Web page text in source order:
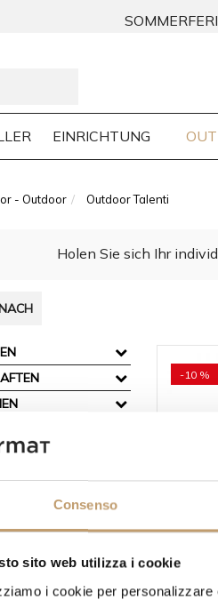
Consenso
sito web utilizza i cookie
i cookie per
EINRICHTUNG
- Outdoor Outdoor Talenti
Holen Sie sich Ihr
-10 %
Jackie
Preis auf